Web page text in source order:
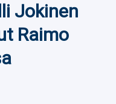
Jokinen
Raimo